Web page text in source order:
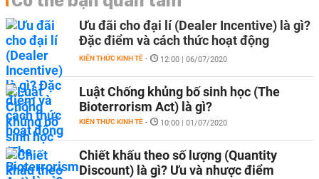
Ưu đãi cho đại lí (Dealer Incentive) là gì?
Đặc điểm và cách thức hoạt động
KIẾN THỨC KINH TẾ - 12:00 | 06/07/2020
Luật Chống khủng bố sinh học (The
Bioterrorism Act) là gì?
KIẾN THỨC KINH TẾ - 10:00 | 01/07/2020
Chiết khấu theo số lượng (Quantity
Discount) là gì? Ưu và nhược điểm